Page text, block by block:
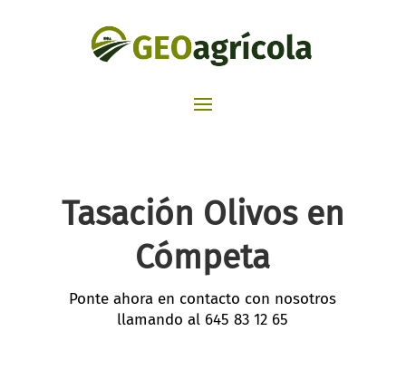
Tasación Olivos en
Cómpeta
Ponte ahora en contacto con nosotros
llamando al 645 83 12 65